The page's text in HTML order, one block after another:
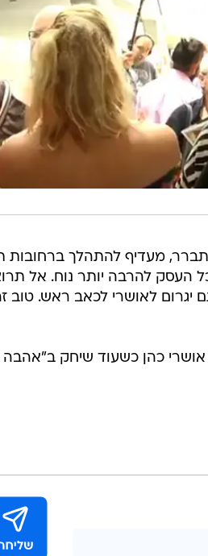
מעדיף להתהלך ברחובות
העסק להרבה יותר נוח. אל
יגרום לאושרי לכאב ראש. טוב
כהן כשעוד שיחק ב"אהבה